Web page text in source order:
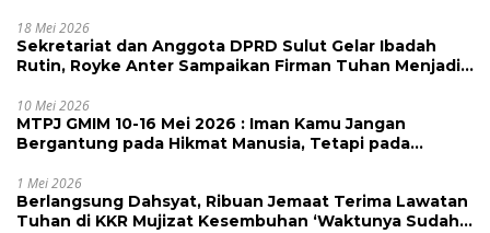
18 Mei 2026
Sekretariat dan Anggota DPRD Sulut Gelar Ibadah
Rutin, Royke Anter Sampaikan Firman Tuhan Menjadi
10 Mei 2026
MTPJ GMIM 10-16 Mei 2026 : Iman Kamu Jangan
Bergantung pada Hikmat Manusia, Tetapi pada
1 Mei 2026
Berlangsung Dahsyat, Ribuan Jemaat Terima Lawatan
Tuhan di KKR Mujizat Kesembuhan ‘Waktunya Sudah